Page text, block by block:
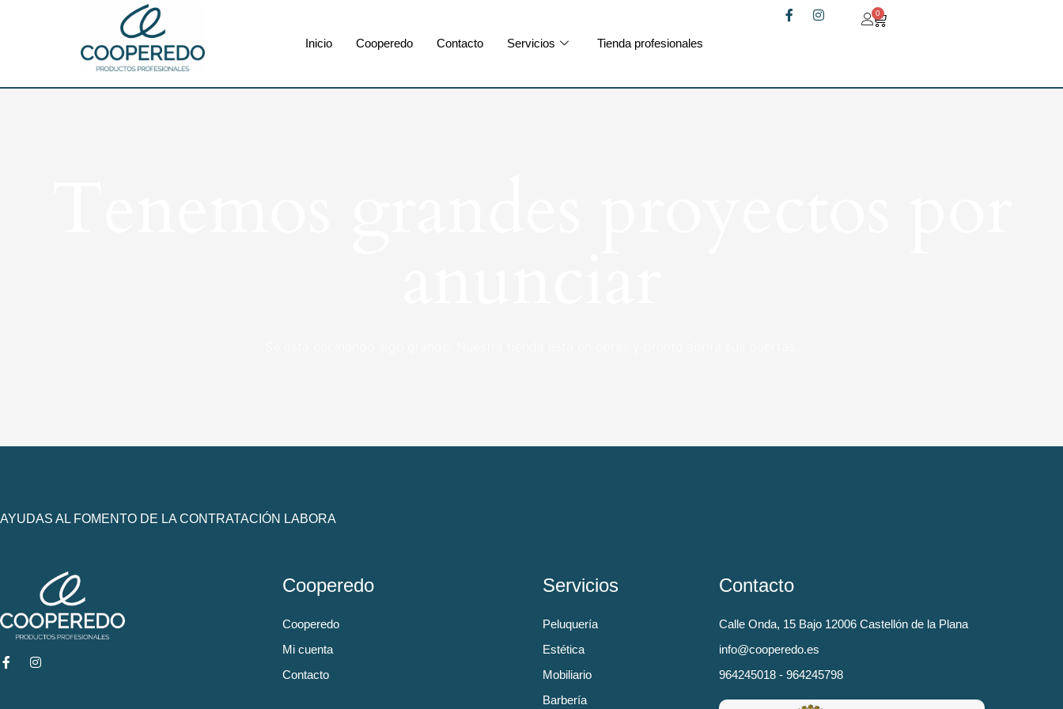
Inicio Cooperedo Contacto Servicios Tienda profesionales
0
AYUDAS AL FOMENTO DE LA CONTRATACIÓN LABORA
Cooperedo
Cooperedo
Mi cuenta
Contacto
Servicios
Peluquería
Estética
Mobiliario
Barbería
Contacto
Calle Onda, 15 Bajo 12006 Castellón de la Plana
info@cooperedo.es
964245018 - 964245798